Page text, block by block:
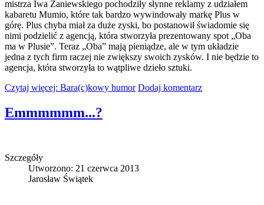
mistrza Iwa Zaniewskiego pochodziły słynne reklamy z udziałem
kabaretu Mumio, które tak bardzo wywindowały markę Plus w
górę. Plus chyba miał za duże zyski, bo postanowił świadomie się
nimi podzielić z agencją, która stworzyła prezentowany spot „Oba
ma w Plusie”. Teraz „Oba” mają pieniądze, ale w tym układzie
jedna z tych firm raczej nie zwiększy swoich zysków. I nie będzie to
agencja, która stworzyła to wątpliwe dzieło sztuki.
Czytaj więcej: Bara(c)kowy humor Dodaj komentarz
Emmmmmm...?
Szczegóły
Utworzono: 21 czerwca 2013
Jarosław Świątek